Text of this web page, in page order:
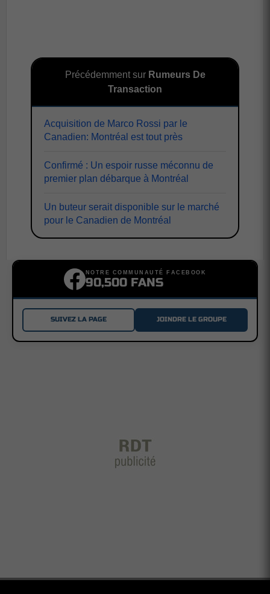
Précédemment sur Rumeurs De
Transaction
Acquisition de Marco Rossi par le
Canadien: Montréal est tout près
Confirmé : Un espoir russe méconnu de
premier plan débarque à Montréal
Un buteur serait disponible sur le marché
pour le Canadien de Montréal
NOTRE COMMUNAUTÉ FACEBOOK
90,500 FANS
SUIVEZ LA PAGE JOINDRE LE GROUPE